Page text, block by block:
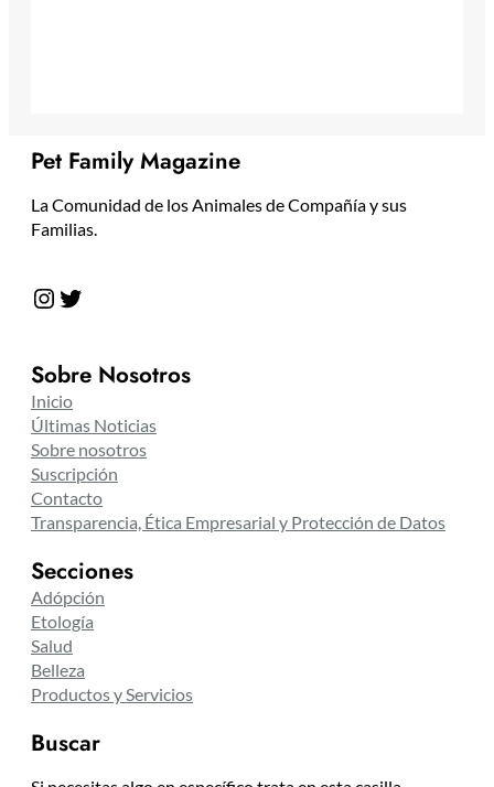
Pet Family Magazine
La Comunidad de los Animales de Compañía y sus
Familias.
Instagram Twitter
Sobre Nosotros
Inicio
Últimas Noticias
Sobre nosotros
Suscripción
Contacto
Transparencia, Ética Empresarial y Protección de Datos
Secciones
Adópción
Etología
Salud
Belleza
Productos y Servicios
Buscar